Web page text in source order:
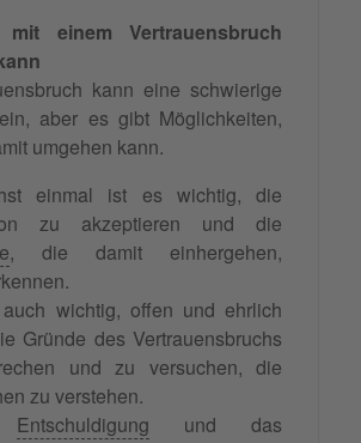
einem Vertrauensbruch
kann eine schwierige
aber es gibt Möglichkeiten,
umgehen kann.
einmal ist es wichtig, die
zu akzeptieren und die
, die damit einhergehen,
wichtig, offen und ehrlich
Gründe des Vertrauensbruchs
und zu versuchen, die
zu verstehen.
Entschuldigung und das